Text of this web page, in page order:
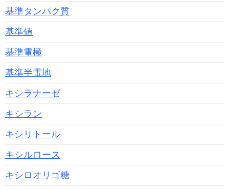
基準タンパク質
基準値
基準電極
基準半電地
キシラナーゼ
キシラン
キシリトール
キシルロース
キシロオリゴ糖